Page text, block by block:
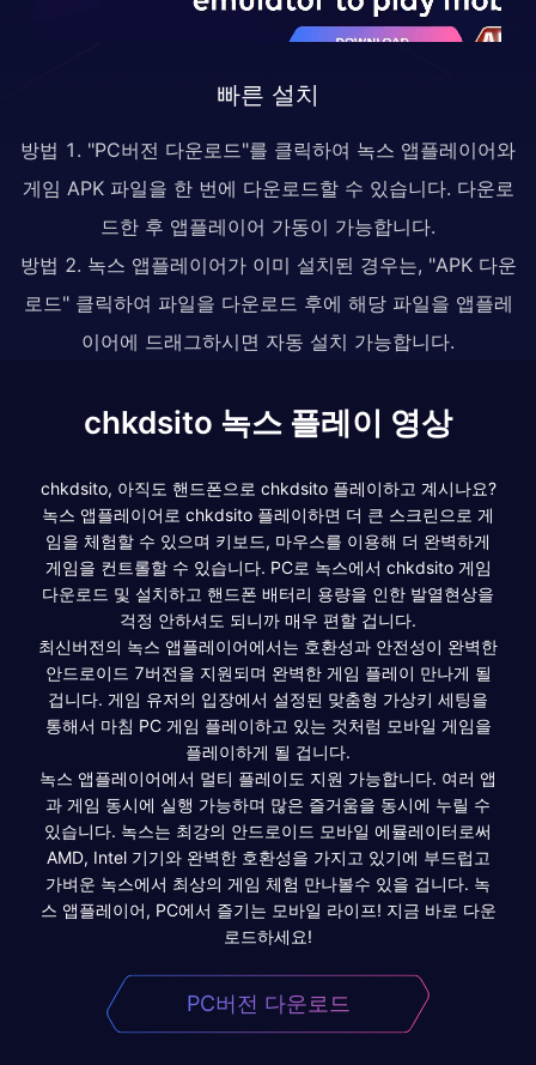
빠른 설치
방법 1. "PC버전 다운로드"를 클릭하여 녹스 앱플레이어와
게임 APK 파일을 한 번에 다운로드할 수 있습니다. 다운로
드한 후 앱플레이어 가동이 가능합니다.
방법 2. 녹스 앱플레이어가 이미 설치된 경우는, "APK 다운
로드" 클릭하여 파일을 다운로드 후에 해당 파일을 앱플레
이어에 드래그하시면 자동 설치 가능합니다.
chkdsito 녹스 플레이 영상
chkdsito, 아직도 핸드폰으로 chkdsito 플레이하고 계시나요?
녹스 앱플레이어로 chkdsito 플레이하면 더 큰 스크린으로 게
임을 체험할 수 있으며 키보드, 마우스를 이용해 더 완벽하게
게임을 컨트롤할 수 있습니다. PC로 녹스에서 chkdsito 게임
다운로드 및 설치하고 핸드폰 배터리 용량을 인한 발열현상을
걱정 안하셔도 되니까 매우 편할 겁니다.
최신버전의 녹스 앱플레이어에서는 호환성과 안전성이 완벽한
안드로이드 7버전을 지원되며 완벽한 게임 플레이 만나게 될
겁니다. 게임 유저의 입장에서 설정된 맞춤형 가상키 세팅을
통해서 마침 PC 게임 플레이하고 있는 것처럼 모바일 게임을
플레이하게 될 겁니다.
녹스 앱플레이어에서 멀티 플레이도 지원 가능합니다. 여러 앱
과 게임 동시에 실행 가능하며 많은 즐거움을 동시에 누릴 수
있습니다. 녹스는 최강의 안드로이드 모바일 에뮬레이터로써
AMD, Intel 기기와 완벽한 호환성을 가지고 있기에 부드럽고
가벼운 녹스에서 최상의 게임 체험 만나볼수 있을 겁니다. 녹
스 앱플레이어, PC에서 즐기는 모바일 라이프! 지금 바로 다운
로드하세요!
PC버전 다운로드